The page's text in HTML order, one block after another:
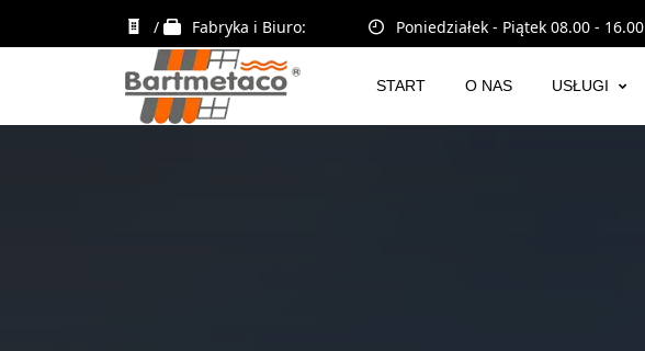
/ Fabryka i Biuro: Poniedziałek - Piątek 08.00 - 16.00
START O NAS USŁUGI